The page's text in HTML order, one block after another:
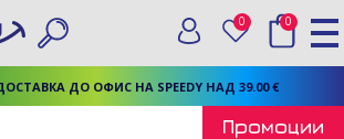
ДО ОФИС НА SPEEDY НАД 39.00 €
Търси
Вход
0 Любими
0
Промоции